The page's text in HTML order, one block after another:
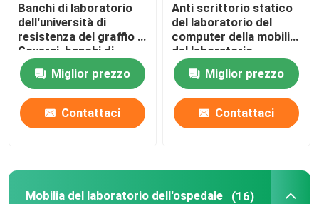
Sedie del laboratorio di ESD
Montaggi del laboratorio
Banchi di laboratorio
dell'università di
resistenza del graffio e
Governi, banchi di
laboratorio di scienza
Miglior prezzo
Contattaci
Anti scrittorio statico
del laboratorio del
computer della mobilia
del laboratorio
dell'università per il
singolo studente
Miglior prezzo
Contattaci
Mobilia del laboratorio dell'ospedale (16)